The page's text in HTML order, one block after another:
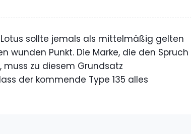
Lotus sollte jemals als mittelmäßig gelten
wunden Punkt. Die Marke, die den Spruch
zu diesem Grundsatz
der kommende Type 135 alles